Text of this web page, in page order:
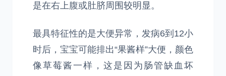
是在右上腹或肚脐周围较明显。
最具特征性的是大便异常，发病6到12小
时后，宝宝可能排出“果酱样”大便，颜色
像草莓酱一样，这是因为肠管缺血坏